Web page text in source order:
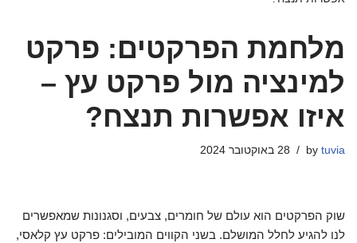
מלחמת הפרקטים: פרקט
למינציה מול פרקט עץ –
איזו אפשרות תנצח?
by tuvia 28 באוקטובר 2024
שוק הפרקטים הוא עולם של חומרים, צבעים, וסגנונות שמאפשרים
לנו להגיע לחלל המושלם. בשני הקווים המובילים: פרקט עץ קלאסי,